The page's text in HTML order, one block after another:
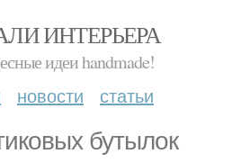
ИНТЕРЬЕРА
идеи handmade!
новости статьи
бутылок